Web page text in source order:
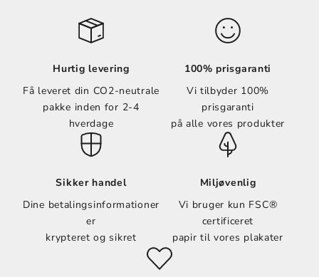
Hurtig levering
Få leveret din CO2-neutrale
pakke inden for 2-4
hverdage
100% prisgaranti
Vi tilbyder 100%
prisgaranti
på alle vores produkter
Sikker handel
Dine betalingsinformationer
er
krypteret og sikret
Miljøvenlig
Vi bruger kun FSC®
certificeret
papir til vores plakater